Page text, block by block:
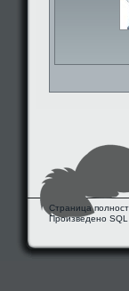
Страница
Произведено SQL